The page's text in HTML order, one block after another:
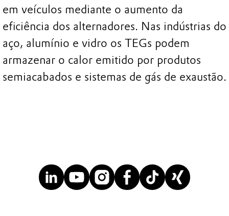
em veículos mediante o aumento da
eficiência dos alternadores. Nas indústrias do
aço, alumínio e vidro os TEGs podem
armazenar o calor emitido por produtos
semiacabados e sistemas de gás de exaustão.